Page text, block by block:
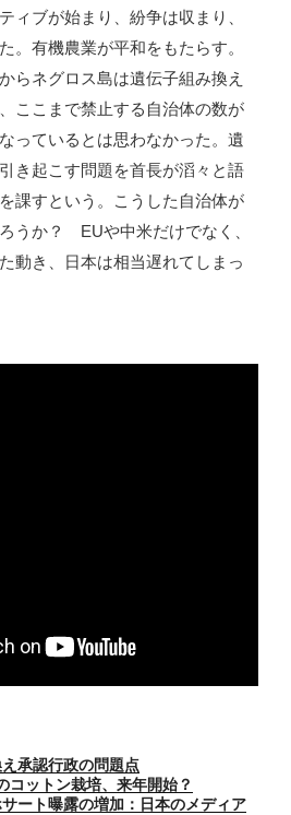
ィブが始まり、紛争は収まり、
。有機農業が平和をもたらす。
らネグロス島は遺伝子組み換え
ここまで禁止する自治体の数が
っているとは思わなかった。遺
き起こす問題を首長が滔々と語
課すという。こうした自治体が
うか？ EUや中米だけでなく、
動き、日本は相当遅れてしまっ
承認行政の問題点
コットン栽培、来年開始？
ート曝露の増加：日本のメディア